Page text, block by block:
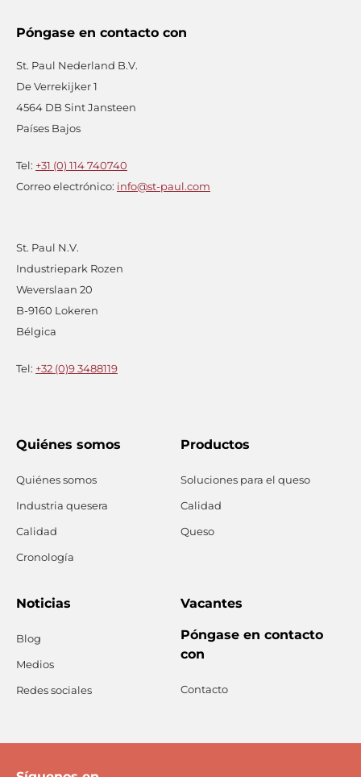
Póngase en contacto con
St. Paul Nederland B.V.
De Verrekijker 1
4564 DB Sint Jansteen
Países Bajos
Tel: +31 (0) 114 740740
Correo electrónico: info@st-paul.com
St. Paul N.V.
Industriepark Rozen
Weverslaan 20
B-9160 Lokeren
Bélgica
Tel: +32 (0)9 3488119
Quiénes somos
Quiénes somos
Industria quesera
Calidad
Cronología
Productos
Soluciones para el queso
Calidad
Queso
Noticias
Blog
Medios
Redes sociales
Vacantes
Póngase en contacto
con
Contacto